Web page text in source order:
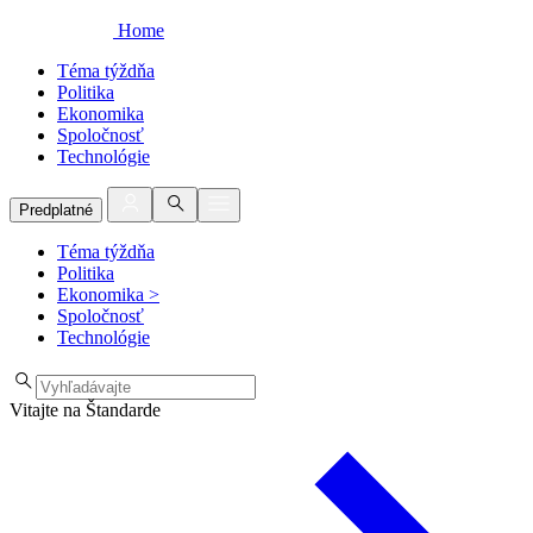
Home
Téma týždňa
Politika
Ekonomika
Spoločnosť
Technológie
Predplatné
Téma týždňa
Politika
Ekonomika >
Spoločnosť
Technológie
Vitajte na Štandarde